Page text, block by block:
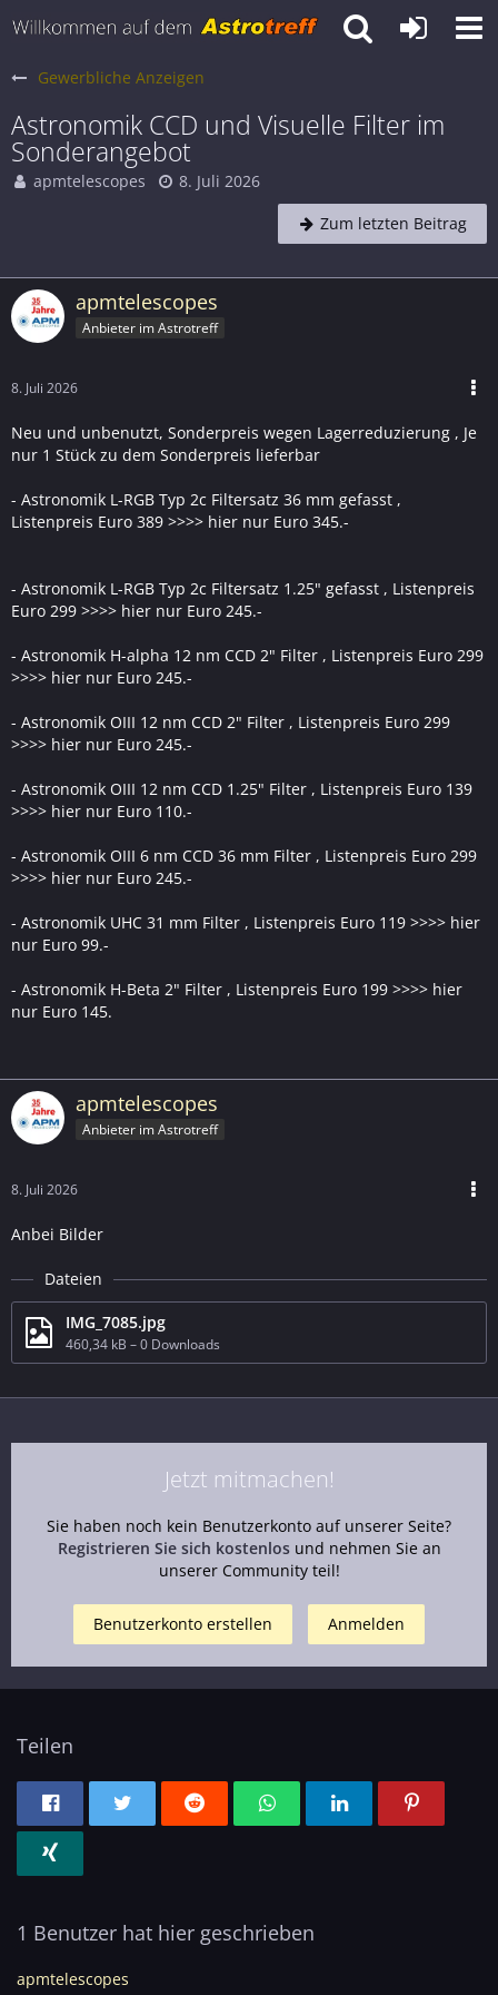
Gewerbliche Anzeigen
Astronomik CCD und Visuelle Filter im
Sonderangebot
apmtelescopes
8. Juli 2026
Zum letzten Beitrag
apmtelescopes
Anbieter im Astrotreff
8. Juli 2026
Neu und unbenutzt, Sonderpreis wegen Lagerreduzierung , Je
nur 1 Stück zu dem Sonderpreis lieferbar
- Astronomik L-RGB Typ 2c Filtersatz 36 mm gefasst ,
Listenpreis Euro 389 >>>> hier nur Euro 345.-
- Astronomik L-RGB Typ 2c Filtersatz 1.25" gefasst , Listenpreis
Euro 299 >>>> hier nur Euro 245.-
- Astronomik H-alpha 12 nm CCD 2" Filter , Listenpreis Euro 299
>>>> hier nur Euro 245.-
- Astronomik OIII 12 nm CCD 2" Filter , Listenpreis Euro 299
>>>> hier nur Euro 245.-
- Astronomik OIII 12 nm CCD 1.25" Filter , Listenpreis Euro 139
>>>> hier nur Euro 110.-
- Astronomik OIII 6 nm CCD 36 mm Filter , Listenpreis Euro 299
>>>> hier nur Euro 245.-
- Astronomik UHC 31 mm Filter , Listenpreis Euro 119 >>>> hier
nur Euro 99.-
- Astronomik H-Beta 2" Filter , Listenpreis Euro 199 >>>> hier
nur Euro 145.
apmtelescopes
Anbieter im Astrotreff
8. Juli 2026
Anbei Bilder
Dateien
IMG_7085.jpg
460,34 kB – 0 Downloads
Jetzt mitmachen!
Sie haben noch kein Benutzerkonto auf unserer Seite?
Registrieren Sie sich kostenlosund nehmen Sie an
unserer Community teil!
Benutzerkonto erstellen Anmelden
Teilen
1 Benutzer hat hier geschrieben
apmtelescopes